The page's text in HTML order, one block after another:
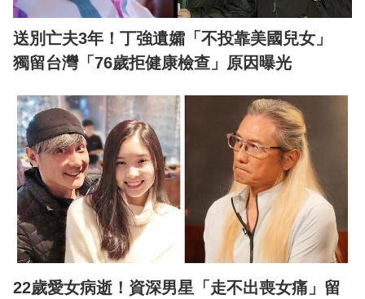
送別亡夫3年！丁強遺孀「不投靠美國兒女」
獨留台灣「76歲拒健康檢查」原因曝光
22歲愛女病逝！資深男星「走不出喪女痛」留